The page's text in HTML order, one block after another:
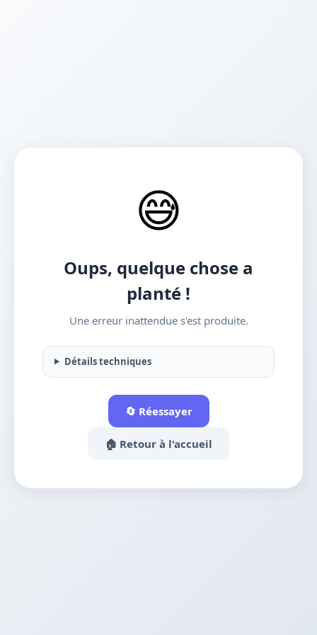
😅
Oups, quelque chose a
planté !
Une erreur inattendue s'est produite.
Détails techniques
🔄 Réessayer
🏠 Retour à l'accueil